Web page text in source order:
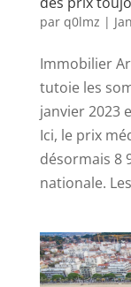
par q0lmz |
Immobilier
tutoie les
janvier 2023
Ici, le prix
désormais 8
nationale.